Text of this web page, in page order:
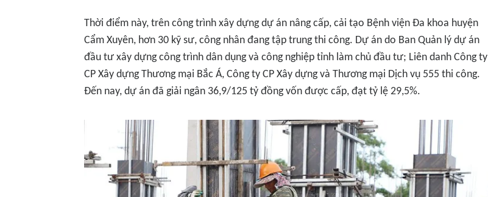
Thời điểm này, trên công trình xây dựng dự án nâng cấp, cải tạo Bệnh viện Đa khoa huyện
Cẩm Xuyên, hơn 30 kỹ sư, công nhân đang tập trung thi công. Dự án do Ban Quản lý dự án
đầu tư xây dựng công trình dân dụng và công nghiệp tỉnh làm chủ đầu tư; Liên danh Công ty
CP Xây dựng Thương mại Bắc Á, Công ty CP Xây dựng và Thương mại Dịch vụ 555 thi công.
Đến nay, dự án đã giải ngân 36,9/125 tỷ đồng vốn được cấp, đạt tỷ lệ 29,5%.